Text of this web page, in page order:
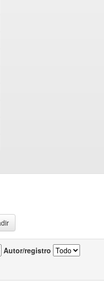
Autor/registro